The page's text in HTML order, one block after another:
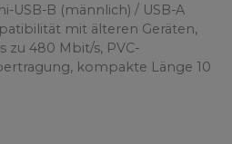
USB-B (männlich) / USB-A
mit älteren Geräten,
zu 480 Mbit/s, PVC-
kompakte Länge 10